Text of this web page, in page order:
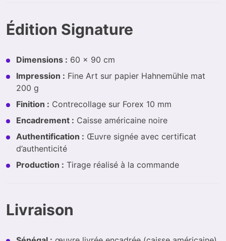
Édition Signature
Dimensions : 60 × 90 cm
Impression : Fine Art sur papier Hahnemühle mat
200 g
Finition : Contrecollage sur Forex 10 mm
Encadrement : Caisse américaine noire
Authentification : Œuvre signée avec certificat
d’authenticité
Production : Tirage réalisé à la commande
Livraison